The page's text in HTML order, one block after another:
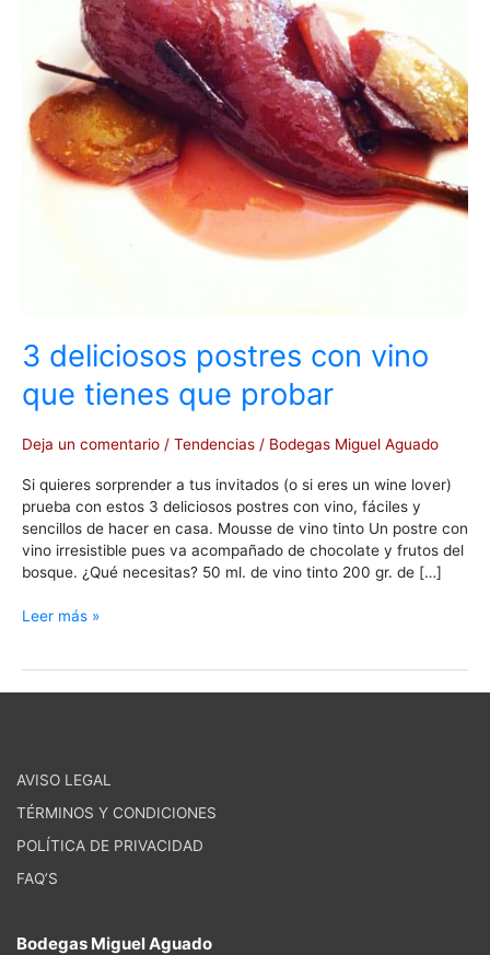
3 deliciosos postres con vino
que tienes que probar
Deja un comentario / Tendencias / Bodegas Miguel Aguado
Si quieres sorprender a tus invitados (o si eres un wine lover)
prueba con estos 3 deliciosos postres con vino, fáciles y
sencillos de hacer en casa. Mousse de vino tinto Un postre con
vino irresistible pues va acompañado de chocolate y frutos del
bosque. ¿Qué necesitas? 50 ml. de vino tinto 200 gr. de […]
Leer más »
AVISO LEGAL
TÉRMINOS Y CONDICIONES
POLÍTICA DE PRIVACIDAD
FAQ’S
Bodegas Miguel Aguado